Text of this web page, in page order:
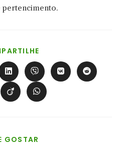
pertencimento.
ESTE
CONTEÚDO
Abre
em
uma
nova
janela
Abre
em
uma
nova
janela
Abre
em
Abre
em
Abre
em
Abre
em
GOSTAR